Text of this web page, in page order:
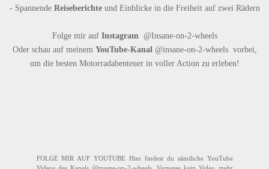
- Spannende Reiseberichteund Einblicke in die Freiheit auf zwei Rädern
Folge mir auf Instagram @Insane-on-2-wheels
Oder schau auf meinem YouTube-Kanal @insane-on-2-wheelsvorbei,
um die besten Motorradabenteuer in voller Action zu erleben!
FOLGE MIR AUF YOUTUBE Hier findest du sämtliche YouTube
Videos des Kanals @insane-on-2-wheels. Verpasse kein Video mehr